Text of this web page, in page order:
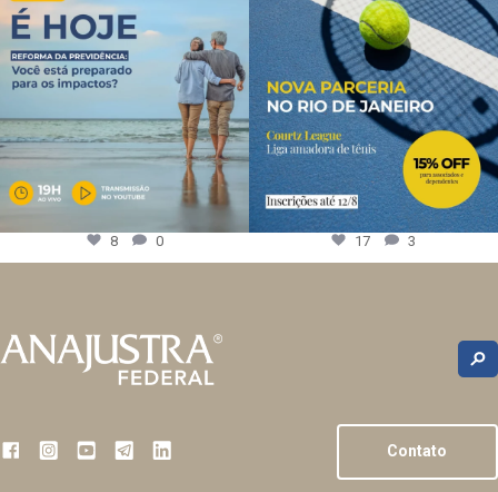
8 0 17 3
Contato